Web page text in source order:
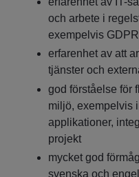
och arbete i
exempelvis
erfarenhet av att
tjänster och
god förståelse för
miljö, exempelvis
applikationer,
projekt
mycket god
svenska och